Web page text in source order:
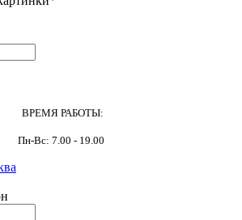
ВРЕМЯ РАБОТЫ:
Пн-Вс: 7.00 - 19.00